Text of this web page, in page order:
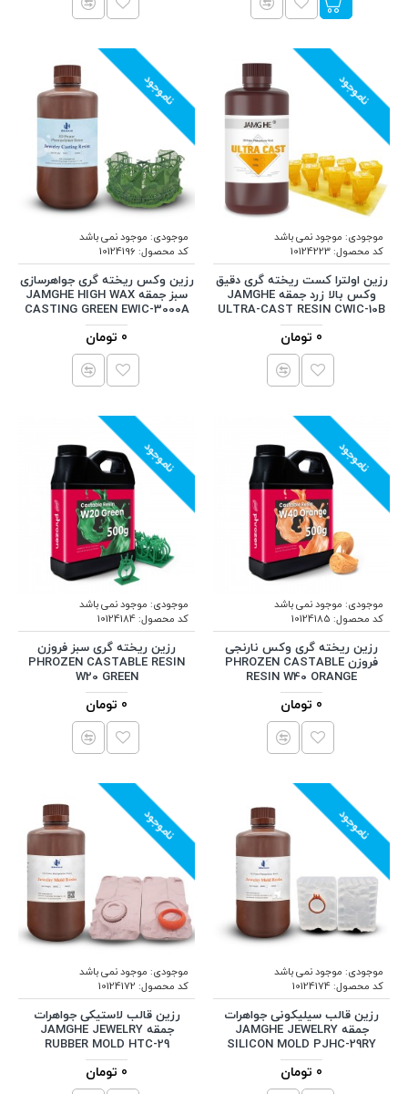
ناموجود
موجودی: موجود نمی باشد
کد محصول:10124223
رزین اولترا کست ریخته گری دقیق
وکس بالا زرد جمقه JAMGHE
ULTRA-CAST RESIN CWIC-10B
0 تومان
ناموجود
موجودی: موجود نمی باشد
کد محصول: 10124196
رزین وکس ریخته گری جواهرسازی
سبز جمقه JAMGHE HIGH WAX
CASTING GREEN EWIC-3000A
0 تومان
ناموجود
موجودی: موجود نمی باشد
کد محصول: 10124185
رزین ریخته گری وکس نارنجی
فروزن PHROZEN CASTABLE
RESIN W40 ORANGE
0 تومان
ناموجود
موجودی: موجود نمی باشد
کد محصول:10124184
رزین ریخته گری سبز فروزن
PHROZEN CASTABLE RESIN
W20 GREEN
0 تومان
ناموجود
موجودی: موجود نمی باشد
کد محصول:10124174
رزین قالب سیلیکونی جواهرات
جمقه JAMGHE JEWELRY
SILICON MOLD PJHC-29RY
0 تومان
ناموجود
موجودی: موجود نمی باشد
کد محصول: 10124172
رزین قالب لاستیکی جواهرات
جمقه JAMGHE JEWELRY
RUBBER MOLD HTC-29
0 تومان